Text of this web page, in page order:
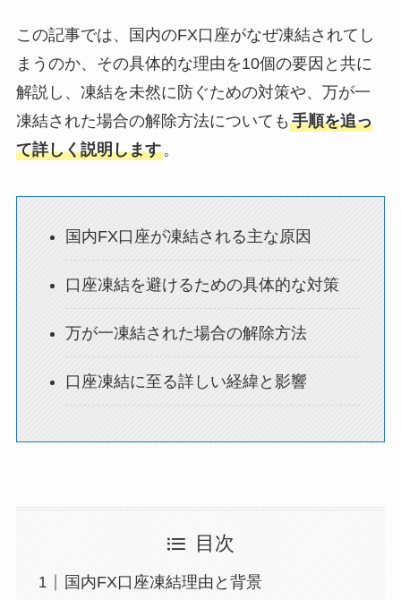
この記事では、国内のFX口座がなぜ凍結されてし
まうのか、その具体的な理由を10個の要因と共に
解説し、凍結を未然に防ぐための対策や、万が一
凍結された場合の解除方法についても 手順を追っ
て詳しく説明します。
国内FX口座が凍結される主な原因
口座凍結を避けるための具体的な対策
万が一凍結された場合の解除方法
口座凍結に至る詳しい経緯と影響
目次
国内FX口座凍結理由と背景